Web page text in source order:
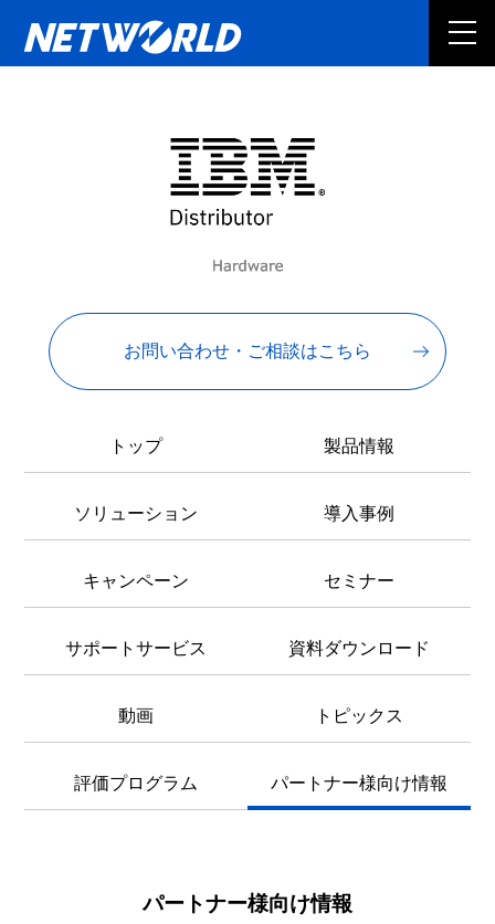
お問い合わせ・ご相談はこちら
トップ 製品情報
ソリューション 導入事例
キャンペーン セミナー
サポートサービス 資料ダウンロード
動画 トピックス
評価プログラム パートナー様向け情報
パートナー様向け情報